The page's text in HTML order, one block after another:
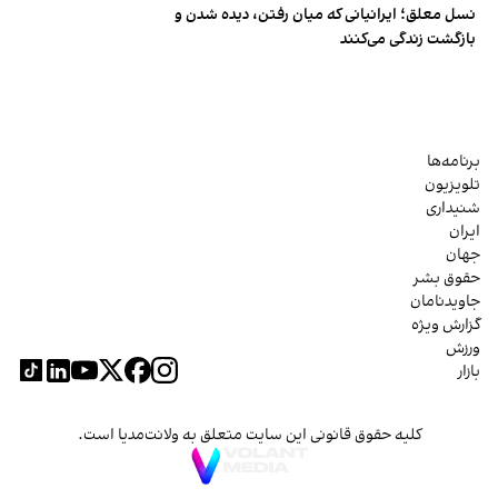
نسل معلق؛ ایرانیانی که میان رفتن، دیده شدن و
بازگشت زندگی می‌کنند
برنامه‌ها
تلویزیون
شنیداری
ایران
جهان
حقوق بشر
جاویدنامان
گزارش ویژه
ورزش
بازار
کلیه حقوق قانونی این سایت متعلق به ولانت‌مدیا است.